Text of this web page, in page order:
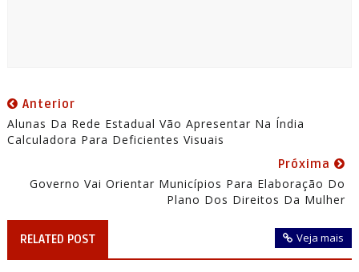
Anterior
Alunas Da Rede Estadual Vão Apresentar Na Índia
Calculadora Para Deficientes Visuais
Próxima
Governo Vai Orientar Municípios Para Elaboração Do
Plano Dos Direitos Da Mulher
RELATED POST Veja mais